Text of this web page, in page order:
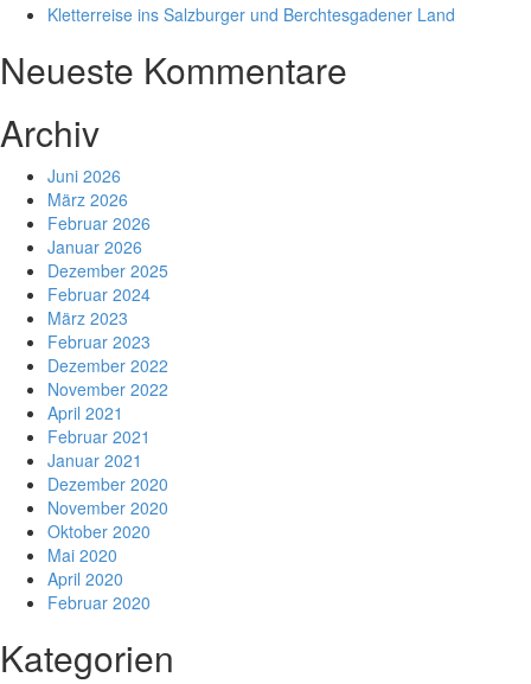
Kletterreise ins Salzburger und Berchtesgadener Land
Neueste Kommentare
Archiv
Juni 2026
März 2026
Februar 2026
Januar 2026
Dezember 2025
Februar 2024
März 2023
Februar 2023
Dezember 2022
November 2022
April 2021
Februar 2021
Januar 2021
Dezember 2020
November 2020
Oktober 2020
Mai 2020
April 2020
Februar 2020
Kategorien